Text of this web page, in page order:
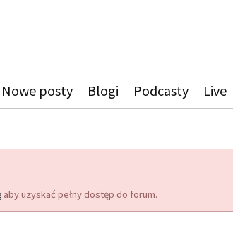
Nowe posty Blogi Podcasty Live
aby uzyskać pełny dostęp do forum.